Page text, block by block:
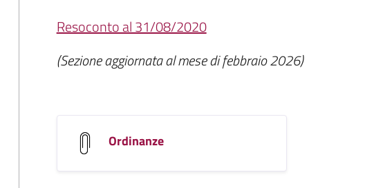
Resoconto al 31/08/2020
(Sezione aggiornata al mese di febbraio 2026)
Ordinanze